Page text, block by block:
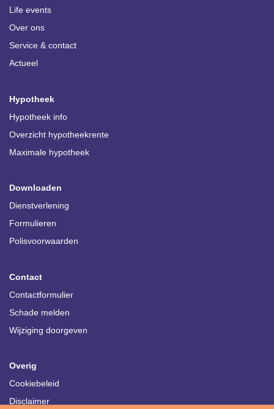
Life events
Over ons
Service & contact
Actueel
Hypotheek
Hypotheek info
Overzicht hypotheekrente
Maximale hypotheek
Downloaden
Dienstverlening
Formulieren
Polisvoorwaarden
Contact
Contactformulier
Schade melden
Wijziging doorgeven
Overig
Cookiebeleid
Disclaimer